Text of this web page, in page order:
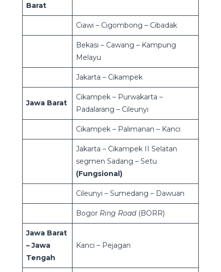
Barat
Ciawi – Cigombong – Cibadak
Bekasi – Cawang – Kampung
Melayu
Jakarta – Cikampek
Jawa Barat
Cikampek – Purwakarta –
Padalarang – Cileunyi
Cikampek – Palimanan – Kanci
Jakarta – Cikampek II Selatan
segmen Sadang – Setu
(Fungsional)
Cileunyi – Sumedang – Dawuan
Bogor Ring Road(BORR)
Jawa Barat
– Jawa
Tengah
Kanci – Pejagan